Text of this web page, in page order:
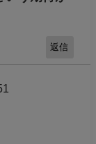
ュアスケ
員会が休止